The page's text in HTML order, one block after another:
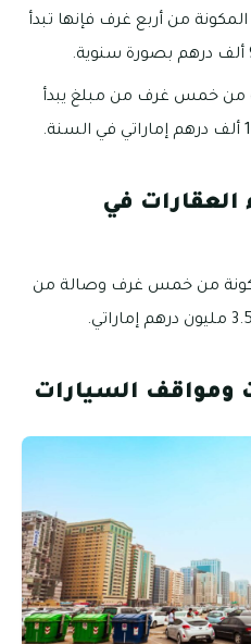
من أربع غرف فإنها تبدأ
من خمس غرف من مبلغ يبدأ
العقارات في
من خمس غرف وصالة من
ومواقف السيارات